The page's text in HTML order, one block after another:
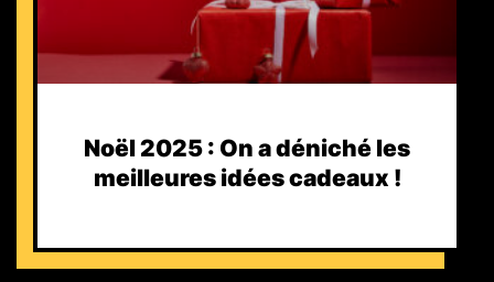
Noël 2025 : On a déniché les
meilleures idées cadeaux !